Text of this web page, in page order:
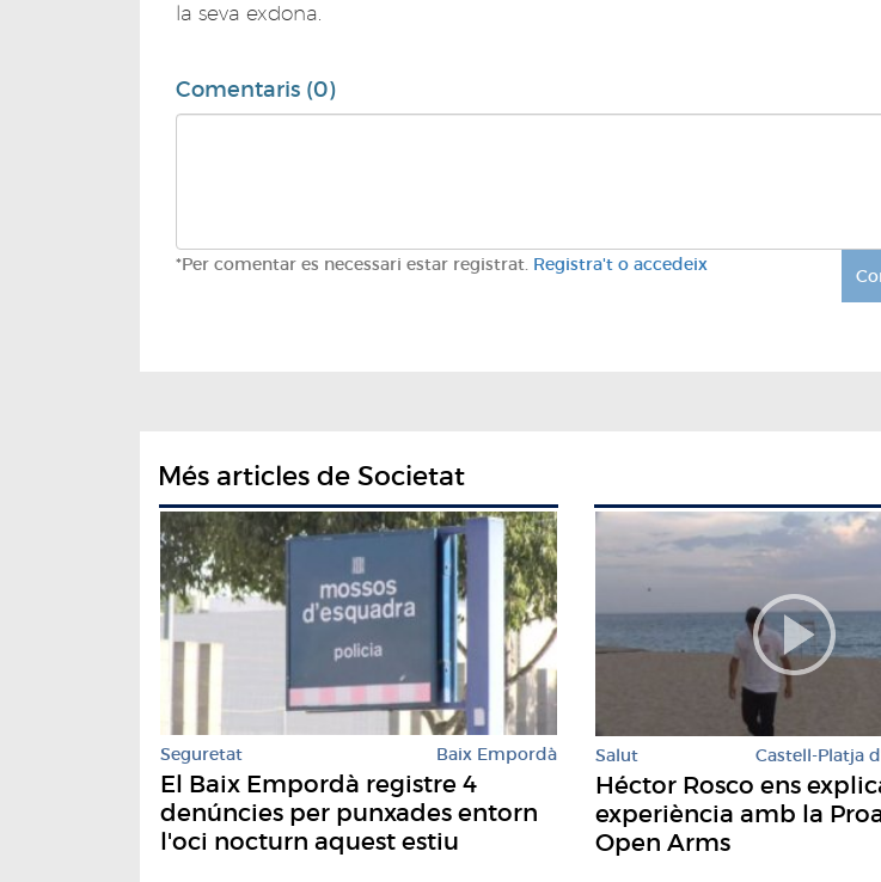
la seva exdona.
Comentaris (0)
*Per comentar es necessari estar registrat. Registra't o accedeix
Més articles de Societat
Seguretat Baix Empordà
El Baix Empordà registre 4
denúncies per punxades entorn
l'oci nocturn aquest estiu
Salut Castell-Platja
Héctor Rosco ens
experiència amb la
Open Arms